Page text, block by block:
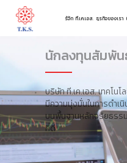
รู้จัก ที.เค.เอส. ธุรกิจของเรา
นักลงทุนสัมพั
บริษัท ที.เค.เอส. เทคโน
มีความมุ่งมั่นในการดำเ
บนพื้นฐานหลักจริยธรร
ที่ดี